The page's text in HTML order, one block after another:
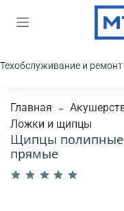
Техобслуживание и ремонт
Главная
Ложки и щипцы
Щипцы
прямые